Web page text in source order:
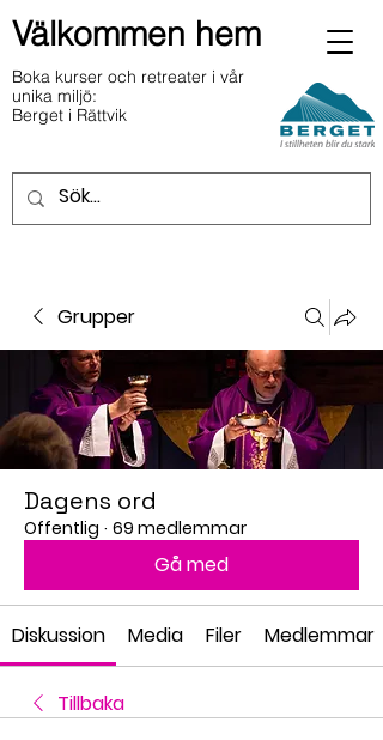
Välkommen hem
Boka kurser och retreater i vår
unika miljö:
Berget i Rättvik
Grupper
Dagens ord
Offentlig · 69 medlemmar
Gå med
Diskussion Media Filer Medlemmar
Tillbaka